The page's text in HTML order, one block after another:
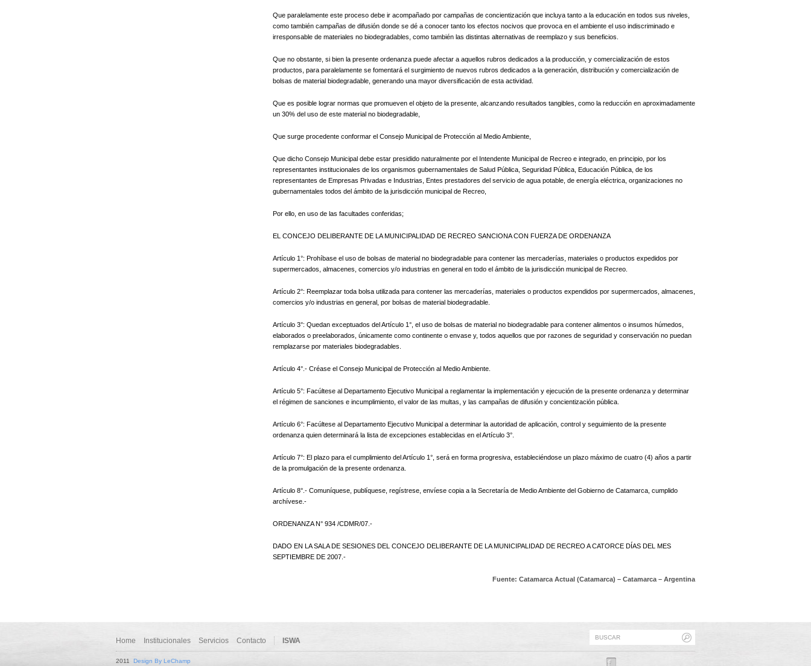
Que paralelamente este proceso debe ir acompañado por campañas de concientización que incluya tanto a la educación en todos sus niveles,
como también campañas de difusión donde se dé a conocer tanto los efectos nocivos que provoca en el ambiente el uso indiscriminado e
irresponsable de materiales no biodegradables, como también las distintas alternativas de reemplazo y sus beneficios.
Que no obstante, si bien la presente ordenanza puede afectar a aquellos rubros dedicados a la producción, y comercialización de estos
productos, para paralelamente se fomentará el surgimiento de nuevos rubros dedicados a la generación, distribución y comercialización de
bolsas de material biodegradable, generando una mayor diversificación de esta actividad.
Que es posible lograr normas que promueven el objeto de la presente, alcanzando resultados tangibles, como la reducción en aproximadamente
un 30% del uso de este material no biodegradable,
Que surge procedente conformar el Consejo Municipal de Protección al Medio Ambiente,
Que dicho Consejo Municipal debe estar presidido naturalmente por el Intendente Municipal de Recreo e integrado, en principio, por los
representantes institucionales de los organismos gubernamentales de Salud Pública, Seguridad Pública, Educación Pública, de los
representantes de Empresas Privadas e Industrias, Entes prestadores del servicio de agua potable, de energía eléctrica, organizaciones no
gubernamentales todos del ámbito de la jurisdicción municipal de Recreo,
Por ello, en uso de las facultades conferidas;
EL CONCEJO DELIBERANTE DE LA MUNICIPALIDAD DE RECREO SANCIONA CON FUERZA DE ORDENANZA
Artículo 1°: Prohíbase el uso de bolsas de material no biodegradable para contener las mercaderías, materiales o productos expedidos por
supermercados, almacenes, comercios y/o industrias en general en todo el ámbito de la jurisdicción municipal de Recreo.
Artículo 2°: Reemplazar toda bolsa utilizada para contener las mercaderías, materiales o productos expendidos por supermercados, almacenes,
comercios y/o industrias en general, por bolsas de material biodegradable.
Artículo 3°: Quedan exceptuados del Artículo 1°, el uso de bolsas de material no biodegradable para contener alimentos o insumos húmedos,
elaborados o preelaborados, únicamente como continente o envase y, todos aquellos que por razones de seguridad y conservación no puedan
remplazarse por materiales biodegradables.
Artículo 4°.- Créase el Consejo Municipal de Protección al Medio Ambiente.
Artículo 5°: Facúltese al Departamento Ejecutivo Municipal a reglamentar la implementación y ejecución de la presente ordenanza y determinar
el régimen de sanciones e incumplimiento, el valor de las multas, y las campañas de difusión y concientización pública.
Artículo 6°: Facúltese al Departamento Ejecutivo Municipal a determinar la autoridad de aplicación, control y seguimiento de la presente
ordenanza quien determinará la lista de excepciones establecidas en el Artículo 3°.
Artículo 7°: El plazo para el cumplimiento del Artículo 1°, será en forma progresiva, estableciéndose un plazo máximo de cuatro (4) años a partir
de la promulgación de la presente ordenanza.
Artículo 8°.- Comuníquese, publíquese, regístrese, envíese copia a la Secretaría de Medio Ambiente del Gobierno de Catamarca, cumplido
archívese.-
ORDENANZA N° 934 /CDMR/07.-
DADO EN LA SALA DE SESIONES DEL CONCEJO DELIBERANTE DE LA MUNICIPALIDAD DE RECREO A CATORCE DÍAS DEL MES
SEPTIEMBRE DE 2007.-
Fuente: Catamarca Actual (Catamarca) – Catamarca – Argentina
Home Institucionales Servicios Contacto ISWA
2011 Design By LeChamp